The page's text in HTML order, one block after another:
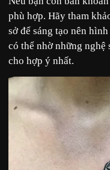
phù hợp. Hãy tham
sở để sáng tạo nên
có thể nhờ những nghệ
cho hợp ý nhất.